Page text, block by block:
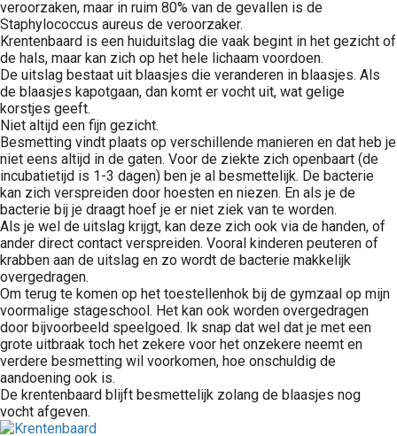
veroorzaken, maar in ruim 80% van de gevallen is de
Staphylococcus aureus de veroorzaker.
Krentenbaard is een huiduitslag die vaak begint in het gezicht of
de hals, maar kan zich op het hele lichaam voordoen.
De uitslag bestaat uit blaasjes die veranderen in blaasjes. Als
de blaasjes kapotgaan, dan komt er vocht uit, wat gelige
korstjes geeft.
Niet altijd een fijn gezicht.
Besmetting vindt plaats op verschillende manieren en dat heb je
niet eens altijd in de gaten. Voor de ziekte zich openbaart (de
incubatietijd is 1-3 dagen) ben je al besmettelijk. De bacterie
kan zich verspreiden door hoesten en niezen. En als je de
bacterie bij je draagt hoef je er niet ziek van te worden.
Als je wel de uitslag krijgt, kan deze zich ook via de handen, of
ander direct contact verspreiden. Vooral kinderen peuteren of
krabben aan de uitslag en zo wordt de bacterie makkelijk
overgedragen.
Om terug te komen op het toestellenhok bij de gymzaal op mijn
voormalige stageschool. Het kan ook worden overgedragen
door bijvoorbeeld speelgoed. Ik snap dat wel dat je met een
grote uitbraak toch het zekere voor het onzekere neemt en
verdere besmetting wil voorkomen, hoe onschuldig de
aandoening ook is.
De krentenbaard blijft besmettelijk zolang de blaasjes nog
vocht afgeven.